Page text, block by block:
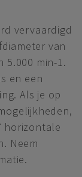
vervaardigd
van
5.000 min-1.
en een
Als je op
horizontale
Neem